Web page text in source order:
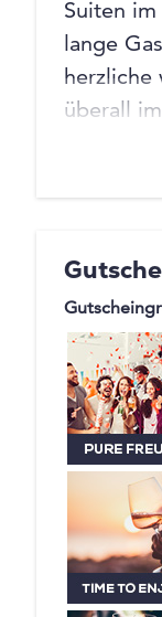
Suiten
lange
herzliche
überall
an der